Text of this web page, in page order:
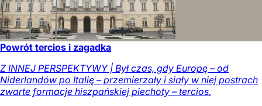
Powrót tercios i zagadka
Z INNEJ PERSPEKTYWY | Był czas, gdy Europę – od
Niderlandów po Italię – przemierzały i siały w niej postrach
zwarte formacje hiszpańskiej piechoty – tercios.